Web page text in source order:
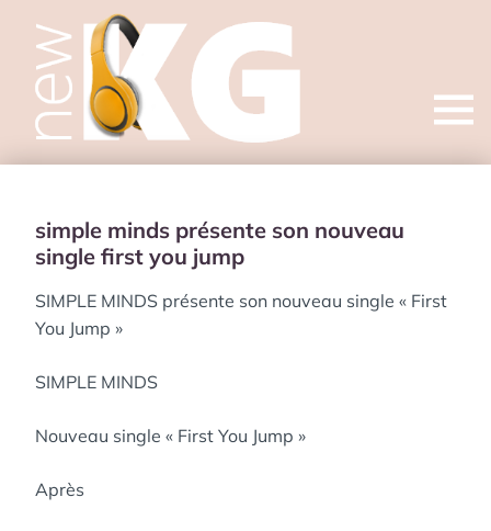
Open
simple minds présente son nouveau
single first you jump
SIMPLE MINDS présente son nouveau single « First
You Jump »
SIMPLE MINDS
Nouveau single « First You Jump »
Après